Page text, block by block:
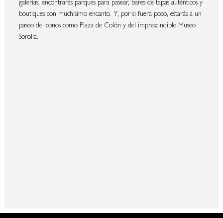
boutiques con muchísimo encanto. Y, por si fuera poco, estarás a un
paseo de iconos como Plaza de Colón y del imprescindible Museo
Sorolla.